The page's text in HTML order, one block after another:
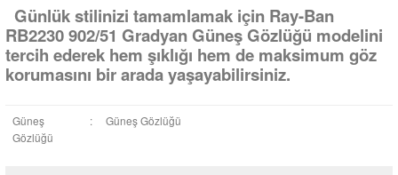
Günlük stilinizi tamamlamak için Ray-Ban
RB2230 902/51 Gradyan Güneş Gözlüğü modelini
tercih ederek hem şıklığı hem de maksimum göz
korumasını bir arada yaşayabilirsiniz.
Güneş
Gözlüğü
: Güneş Gözlüğü